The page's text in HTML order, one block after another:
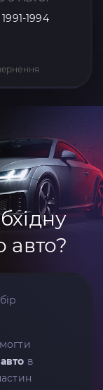
1994
авто?
в